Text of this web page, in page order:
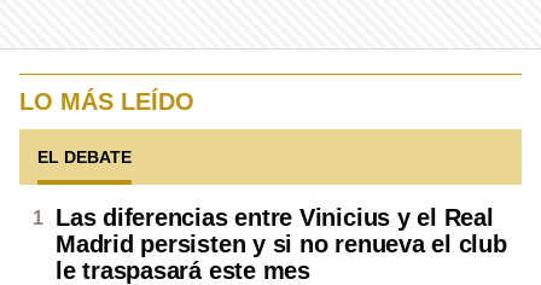
LO MÁS LEÍDO
EL DEBATE
Las diferencias entre Vinicius y el Real
Madrid persisten y si no renueva el club
le traspasará este mes